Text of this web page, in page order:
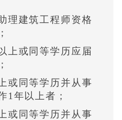
理建筑工程师资格
上或同等学历应届
或同等学历并从事
1年以上者；
或同等学历并从事